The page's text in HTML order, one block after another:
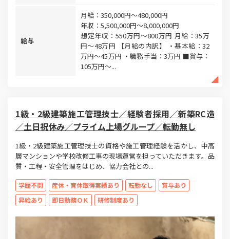
給与
月給：350,000円～480,000円
年収：5,500,000円～8,000,000円
想定年収：550万円～800万円 月給：35万
円〜48万円 【月給の内訳】 ・基本給：32
万円〜45万円 ・職務手当：3万円 ■賞与：
105万円～...
1級・2級建築施工管理技士／経験者採用／新築RC造
／土日祝休み／プライム上場グループ／転勤無し
1級・2級建築施工管理技士の資格や施工管理経験を活かし、中高
層マンションや学校改修工事の現場運営を担っていただきます。品
質・工程・安全管理をはじめ、協力会社との...
学歴不問 産休・育休取得実績あり 転勤なし
賞与あり
昇給あり
即日勤務ＯＫ 研修制度あり